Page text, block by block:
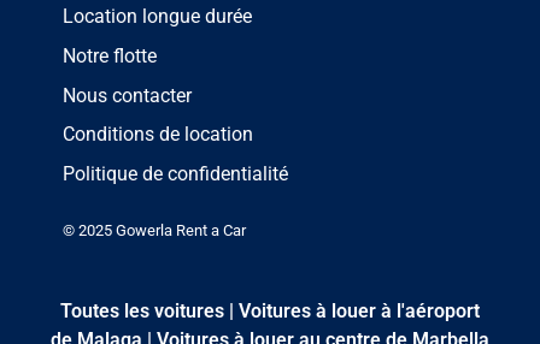
Location longue durée
Notre flotte
Nous contacter
Conditions de location
Politique de confidentialité
© 2025 Gowerla Rent a Car
Toutes les voitures | Voitures à louer à l'aéroport
de Malaga | Voitures à louer au centre de Marbella